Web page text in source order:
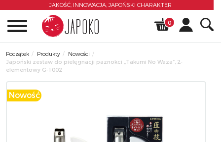
JAKOŚĆ, INNOWACJA, JAPOŃSKI CHARAKTER
0
Początek Produkty
Nowości
Japoński zestaw do pielęgnacji paznokci „Takumi No Waza”, 2-
elementowy G-1002
Nowość